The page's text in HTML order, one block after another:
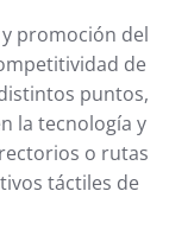
promoción del
de
puntos,
la tecnología y
o rutas
táctiles de